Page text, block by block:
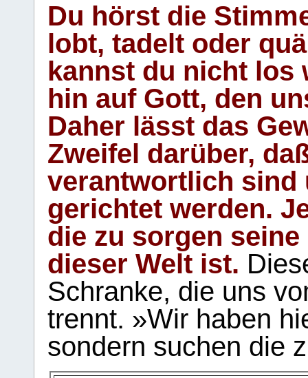
Du hörst die
lobt, tadelt oder
kannst du nicht los
hin auf Gott, den
Daher lässt das
Zweifel darüber,
verantwortlich sind
gerichtet werden.
die zu sorgen
dieser Welt ist.
Schranke, die uns
trennt. »Wir haben
sondern suchen die